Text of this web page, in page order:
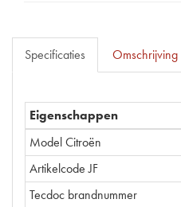
Specificaties Omschrijving
Eigenschappen
Model Citroën
Artikelcode JF
Tecdoc brandnummer